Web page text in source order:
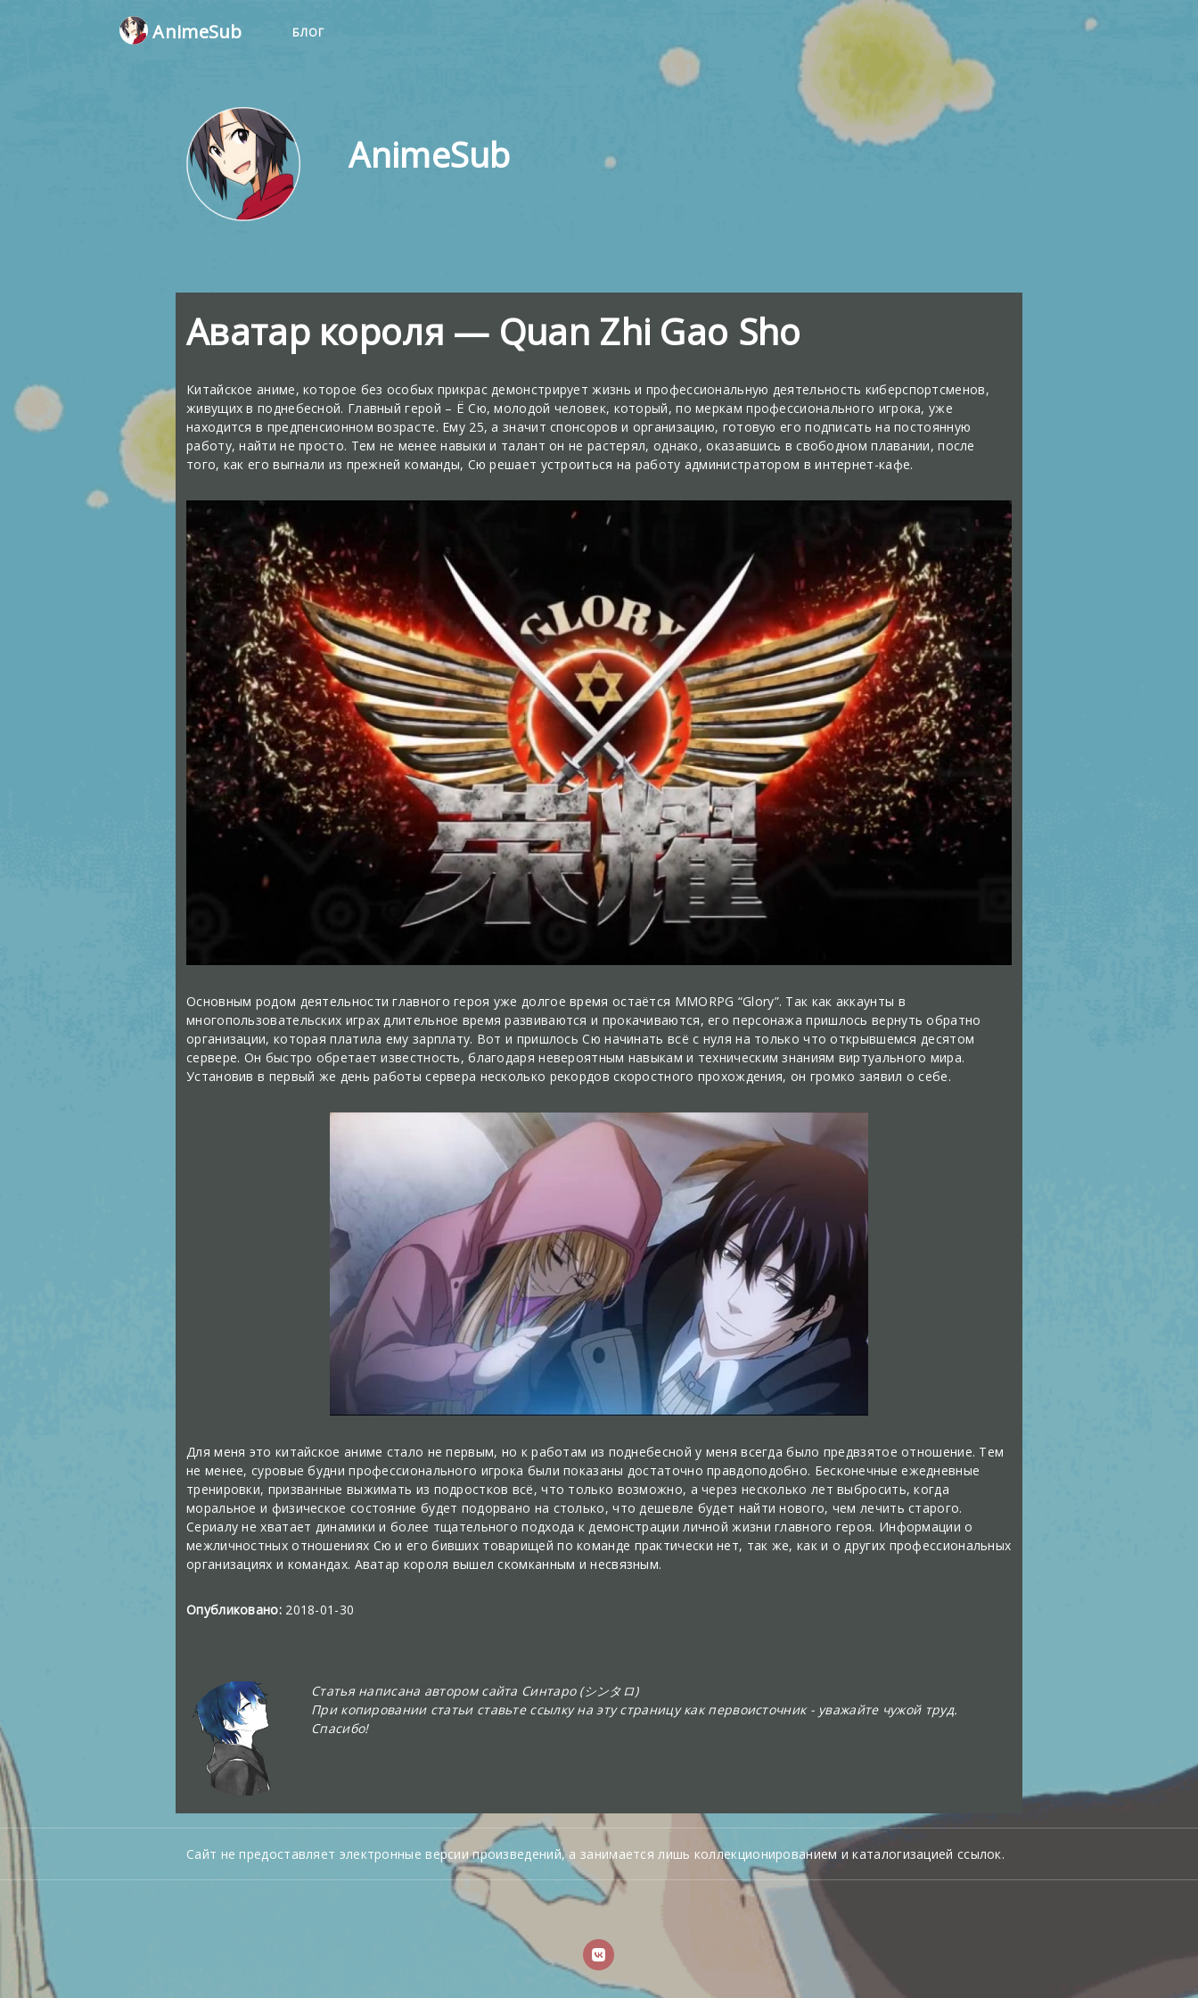
AnimeSub БЛОГ
AnimeSub
Аватар короля — Quan Zhi Gao Sho
Китайское аниме, которое без особых прикрас демонстрирует жизнь и профессиональную деятельность киберспортсменов,
живущих в поднебесной. Главный герой – Ё Сю, молодой человек, который, по меркам профессионального игрока, уже
находится в предпенсионном возрасте. Ему 25, а значит спонсоров и организацию, готовую его подписать на постоянную
работу, найти не просто. Тем не менее навыки и талант он не растерял, однако, оказавшись в свободном плавании, после
того, как его выгнали из прежней команды, Сю решает устроиться на работу администратором в интернет-кафе.
Основным родом деятельности главного героя уже долгое время остаётся MMORPG “Glory”. Так как аккаунты в
многопользовательских играх длительное время развиваются и прокачиваются, его персонажа пришлось вернуть обратно
организации, которая платила ему зарплату. Вот и пришлось Сю начинать всё с нуля на только что открывшемся десятом
сервере. Он быстро обретает известность, благодаря невероятным навыкам и техническим знаниям виртуального мира.
Установив в первый же день работы сервера несколько рекордов скоростного прохождения, он громко заявил о себе.
Для меня это китайское аниме стало не первым, но к работам из поднебесной у меня всегда было предвзятое отношение. Тем
не менее, суровые будни профессионального игрока были показаны достаточно правдоподобно. Бесконечные ежедневные
тренировки, призванные выжимать из подростков всё, что только возможно, а через несколько лет выбросить, когда
моральное и физическое состояние будет подорвано на столько, что дешевле будет найти нового, чем лечить старого.
Сериалу не хватает динамики и более тщательного подхода к демонстрации личной жизни главного героя. Информации о
межличностных отношениях Сю и его бивших товарищей по команде практически нет, так же, как и о других профессиональных
организациях и командах. Аватар короля вышел скомканным и несвязным.
Опубликовано:2018-01-30
Статья написана автором сайта Синтаро (シンタロ)
При копировании статьи ставьте ссылку на эту страницу как первоисточник - уважайте чужой труд.
Спасибо!
Сайт не предоставляет электронные версии произведений, а занимается лишь коллекционированием и каталогизацией ссылок.